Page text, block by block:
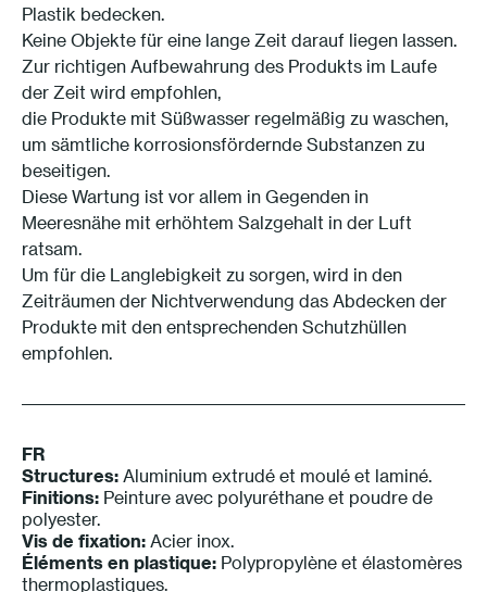
Plastik bedecken.
Keine Objekte für eine lange Zeit darauf liegen lassen.
Zur richtigen Aufbewahrung des Produkts im Laufe
der Zeit wird empfohlen,
die Produkte mit Süßwasser regelmäßig zu waschen,
um sämtliche korrosionsfördernde Substanzen zu
beseitigen.
Diese Wartung ist vor allem in Gegenden in
Meeresnähe mit erhöhtem Salzgehalt in der Luft
ratsam.
Um für die Langlebigkeit zu sorgen, wird in den
Zeiträumen der Nichtverwendung das Abdecken der
Produkte mit den entsprechenden Schutzhüllen
empfohlen.
FR
Structures: Aluminium extrudé et moulé et laminé.
Finitions: Peinture avec polyuréthane et poudre de
polyester.
Vis de fixation: Acier inox.
Éléments en plastique: Polypropylène et élastomères
thermoplastiques.